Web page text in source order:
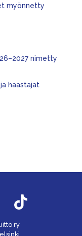
myönnetty
nimetty
haastajat
ry